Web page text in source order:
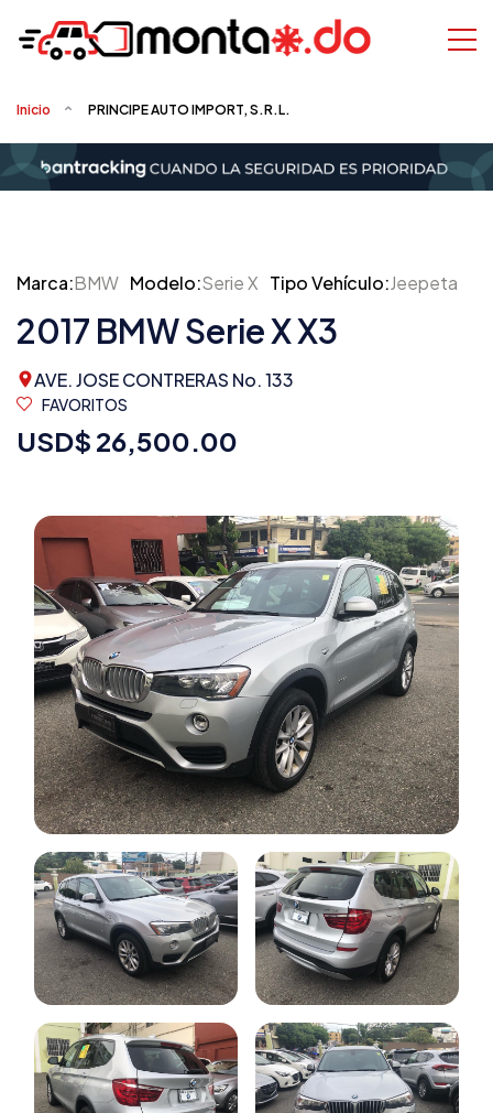
Inicio PRINCIPE AUTO IMPORT, S.R.L.
Marca:BMW Modelo:Serie X Tipo Vehículo:Jeepeta
2017 BMW Serie X X3
AVE. JOSE CONTRERAS No. 133
FAVORITOS
USD$ 26,500.00